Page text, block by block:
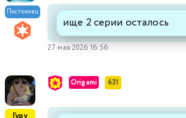
Постоялец
ище 2 серии осталось
27 мая 2026 16:56
Гуру
Origami 631